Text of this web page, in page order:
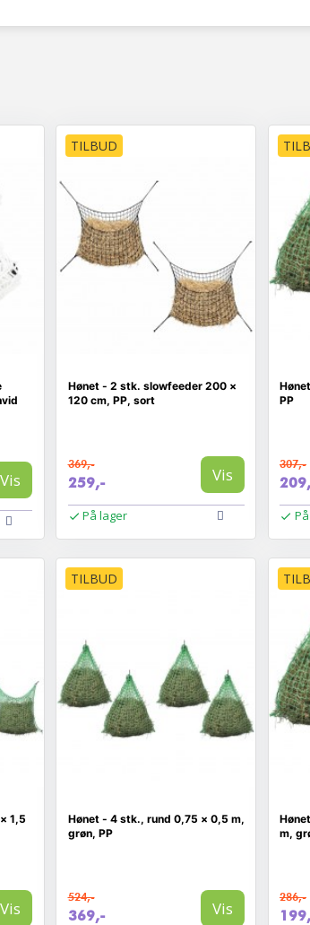
Vis
TILBUD
Hønet - 2 stk. slowfeeder 200 ×
120 cm, PP, sort
369,-
259,- Vis
På lager
PP
307,-
1,5
Vis
TILBUD
Hønet - 4 stk., rund 0,75 × 0,5 m,
grøn, PP
524,-
369,- Vis
m,
286,-